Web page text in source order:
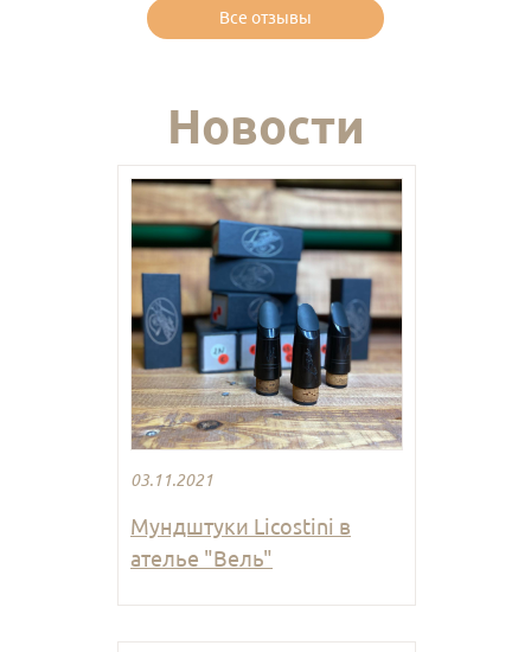
Все отзывы
Новости
03.11.2021
Мундштуки Licostini в
ателье "Вель"